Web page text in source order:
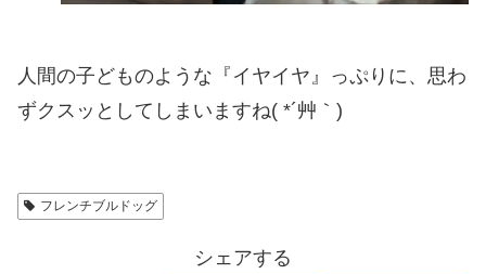
人間の子どものような『イヤイヤ』っぷりに、思わ
ずクスッとしてしまいますね( *´艸｀)
フレンチブルドッグ
シェアする